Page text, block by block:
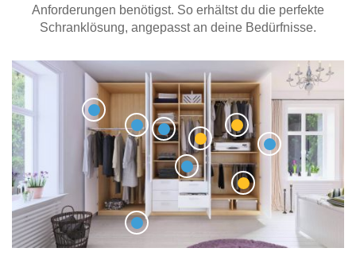
Anforderungen benötigst. So erhältst du die perfekte
Schranklösung, angepasst an deine Bedürfnisse.